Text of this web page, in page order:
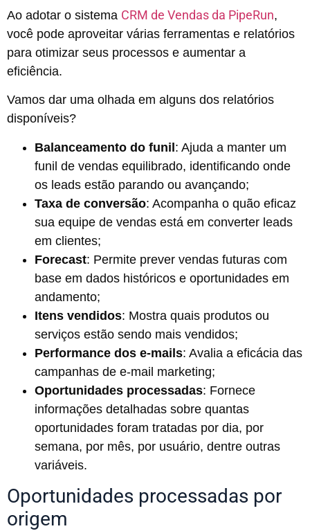
Ao adotar o sistema CRM de Vendas da PipeRun,
você pode aproveitar várias ferramentas e relatórios
para otimizar seus processos e aumentar a
eficiência.
Vamos dar uma olhada em alguns dos relatórios
disponíveis?
Balanceamento do funil: Ajuda a manter um
funil de vendas equilibrado, identificando onde
os leads estão parando ou avançando;
Taxa de conversão: Acompanha o quão eficaz
sua equipe de vendas está em converter leads
em clientes;
Forecast: Permite prever vendas futuras com
base em dados históricos e oportunidades em
andamento;
Itens vendidos: Mostra quais produtos ou
serviços estão sendo mais vendidos;
Performance dos e-mails: Avalia a eficácia das
campanhas de e-mail marketing;
Oportunidades processadas: Fornece
informações detalhadas sobre quantas
oportunidades foram tratadas por dia, por
semana, por mês, por usuário, dentre outras
variáveis.
Oportunidades processadas por
origem